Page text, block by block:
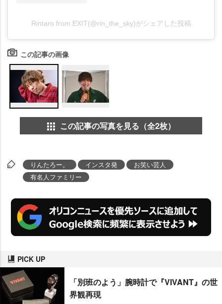
Rintaro from EXIT(@rin_the_sky)がシェアした投稿
この記事の画像
この記事の写真を見る（全2枚）
りんたろー。 インスタ発
お笑い芸人
有名人ファミリー
PICK UP
「別班のよう」腕時計で『VIVANT』の世
界観再現